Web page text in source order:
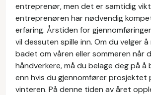
entreprenør, men det er samtidig
entreprenøren har nødvendig
erfaring. Årstiden for
vil dessuten spille inn. Om du velger
badet om våren eller sommeren når
håndverkere, må du belage deg på å
enn hvis du gjennomfører prosjektet
vinteren. På denne tiden av året